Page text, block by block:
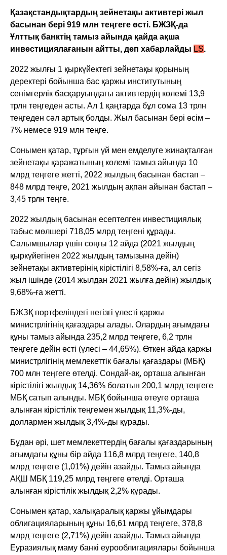
Қазақстандықтардың зейнетақы активтері жыл
басынан бері 919 млн теңгеге өсті. БЖЗҚ-да
Ұлттық банктің тамыз айында қайда ақша
инвестициялағанын айтты, деп хабарлайды LS.
2022 жылғы 1 қыркүйектегі зейнетақы қорының
деректері бойынша бас қаржы институтының
сенімгерлік басқаруындағы активтердің көлемі 13,9
трлн теңгеден асты. Ал 1 қаңтарда бұл сома 13 трлн
теңгеден сәл артық болды. Жыл басынан бері өсім –
7% немесе 919 млн теңге.
Сонымен қатар, тұрғын үй мен емделуге жинақталған
зейнетақы қаражатының көлемі тамыз айында 10
млрд теңгеге жетті, 2022 жылдың басынан бастап –
848 млрд теңге, 2021 жылдың ақпан айынан бастап –
3,45 трлн теңге.
2022 жылдың басынан есептелген инвестициялық
табыс мөлшері 718,05 млрд теңгені құрады.
Салымшылар үшін соңғы 12 айда (2021 жылдың
қыркүйегінен 2022 жылдың тамызына дейін)
зейнетақы активтерінің кірістілігі 8,58%-ға, ал сегіз
жыл ішінде (2014 жылдан 2021 жылға дейін) жылдық
9,68%-ға жетті.
БЖЗҚ портфеліндегі негізгі үлесті қаржы
министрлігінің қағаздары алады. Олардың ағымдағы
құны тамыз айында 235,2 млрд теңгеге, 6,2 трлн
теңгеге дейін өсті (үлесі – 44,65%). Өткен айда қаржы
министрлігінің мемлекеттік бағалы қағаздары (МБҚ)
700 млн теңгеге өтелді. Сондай-ақ, орташа алынған
кірістілігі жылдық 14,36% болатын 200,1 млрд теңгеге
МБҚ сатып алынды. МБҚ бойынша өтеуге орташа
алынған кірістілік теңгемен жылдық 11,3%-ды,
доллармен жылдық 3,4%-ды құрады.
Бұдан әрі, шет мемлекеттердің бағалы қағаздарының
ағымдағы құны бір айда 116,8 млрд теңгеге, 140,8
млрд теңгеге (1,01%) дейін азайды. Тамыз айында
АҚШ МБҚ 119,25 млрд теңгеге өтелді. Орташа
алынған кірістілік жылдық 2,2% құрады.
Сонымен қатар, халықаралық қаржы ұйымдары
облигацияларының құны 16,61 млрд теңгеге, 378,8
млрд теңгеге (2,71%) дейін азайды. Тамыз айында
Еуразиялық маму банкі еурооблигациялары бойынша